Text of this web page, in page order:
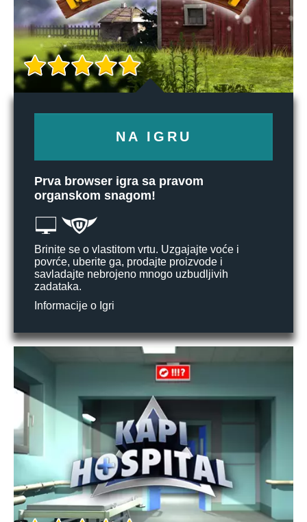
NA IGRU
Prva browser igra sa pravom
organskom snagom!
Brinite se o vlastitom vrtu. Uzgajajte voće i
povrće, uberite ga, prodajte proizvode i
savladajte nebrojeno mnogo uzbudljivih
zadataka.
Informacije o Igri